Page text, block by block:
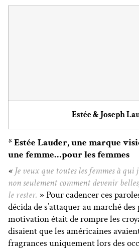
Estée & Joseph
* Estée Lauder, une marque
une femme…pour les femmes
«Je veux que toutes les femmes à qui
non seulement comment devenir
le rester. » Pour cadencer ces
décida de s’attaquer au marché
motivation était de rompre les
disaient que les américaines
fragrances uniquement lors des